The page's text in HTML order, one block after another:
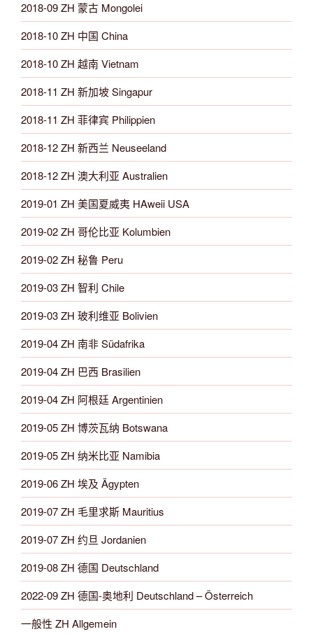
2018-09 ZH 蒙古 Mongolei
2018-10 ZH 中国 China
2018-10 ZH 越南 Vietnam
2018-11 ZH 新加坡 Singapur
2018-11 ZH 菲律宾 Philippien
2018-12 ZH 新西兰 Neuseeland
2018-12 ZH 澳大利亚 Australien
2019-01 ZH 美国夏威夷 HAweii USA
2019-02 ZH 哥伦比亚 Kolumbien
2019-02 ZH 秘鲁 Peru
2019-03 ZH 智利 Chile
2019-03 ZH 玻利维亚 Bolivien
2019-04 ZH 南非 Südafrika
2019-04 ZH 巴西 Brasilien
2019-04 ZH 阿根廷 Argentinien
2019-05 ZH 博茨瓦纳 Botswana
2019-05 ZH 纳米比亚 Namibia
2019-06 ZH 埃及 Ägypten
2019-07 ZH 毛里求斯 Mauritius
2019-07 ZH 约旦 Jordanien
2019-08 ZH 德国 Deutschland
2022-09 ZH 德国-奥地利 Deutschland – Österreich
一般性 ZH Allgemein